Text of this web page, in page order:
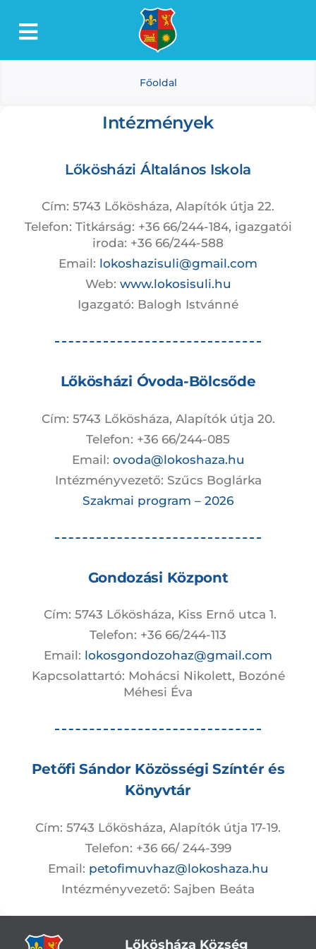
Toggle
Lőkösháza
Önkormányzat
Választás
Főoldal
Intézmények
Lőkösházi Általános Iskola
Cím: 5743 Lőkösháza, Alapítók útja 22.
Telefon: Titkárság: +36 66/244-184, igazgatói
iroda: +36 66/244-588
Email: lokoshazisuli@gmail.com
Web: www.lokosisuli.hu
Igazgató: Balogh Istvánné
Lőkösházi Óvoda-Bölcsőde
Cím: 5743 Lőkösháza, Alapítók útja 20.
Telefon: +36 66/244-085
Email: ovoda@lokoshaza.hu
Intézményvezető: Szűcs Boglárka
Szakmai program – 2026
Gondozási Központ
Cím: 5743 Lőkösháza, Kiss Ernő utca 1.
Telefon: +36 66/244-113
Email: lokosgondozohaz@gmail.com
Kapcsolattartó: Mohácsi Nikolett, Bozóné
Méhesi Éva
Petőfi Sándor Közösségi Színtér és
Könyvtár
Cím: 5743 Lőkösháza, Alapítók útja 17-19.
Telefon: +36 66/ 244-399
Email: petofimuvhaz@lokoshaza.hu
Intézményvezető: Sajben Beáta
Lőkösháza Község